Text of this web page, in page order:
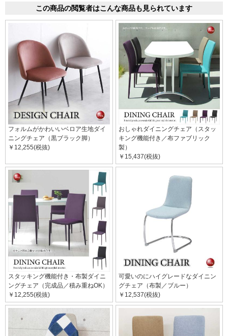
この商品の閲覧者はこんな商品も見られています
フォルムがかわいいベロア生地ダイ
ニングチェア（黒ブラック脚）
￥12,255(税抜)
おしゃれダイニングチェア（スタッ
キング機能付き／布ファブリック
製）
￥15,437(税抜)
スタッキング機能付き・布製ダイニ
ングチェア（完成品／積み重ねOK）
￥12,255(税抜)
可愛いのにハイグレードなダイニン
グチェア（布製／ブルー）
￥12,537(税抜)